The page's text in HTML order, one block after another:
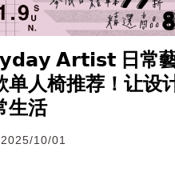
𝗔𝗿𝘁𝗶𝘀𝘁 日常藝
单人椅推荐！让设
生活
2025/10/01